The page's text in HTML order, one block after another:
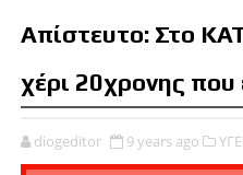
Απίστευτο: Στο
χέρι 20χρονης που
diogeditor 9 years ago